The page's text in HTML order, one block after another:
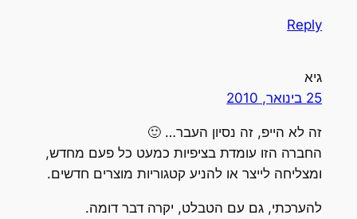
Reply
גיא
25 בינואר, 2010
זה לא הייפ, זה נסיון העבר… 🙂
החברה הזו עומדת בציפיות כמעט כל פעם מחדש,
ומצליחה לייצר או להניע קטגוריות מוצרים חדשים.
להערכתי, גם עם הטבלט, יקרה דבר דומה.